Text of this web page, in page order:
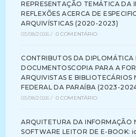
REPRESENTAÇÃO TEMÁTICA DA
REFLEXÕES ACERCA DE
ARQUIVÍSTICAS (2020-2023)
03/08/2026 / 0 COMENTÁRIO
CONTRIBUTOS DA DIPLOMÁTICA
DOCUMENTOSCOPIA PARA A
ARQUIVISTAS E BIBLIOTECÁRIOS
FEDERAL DA PARAÍBA (2023-
03/08/2026 / 0 COMENTÁRIO
ARQUITETURA DA INFORMAÇÃO
SOFTWARE LEITOR DE E-